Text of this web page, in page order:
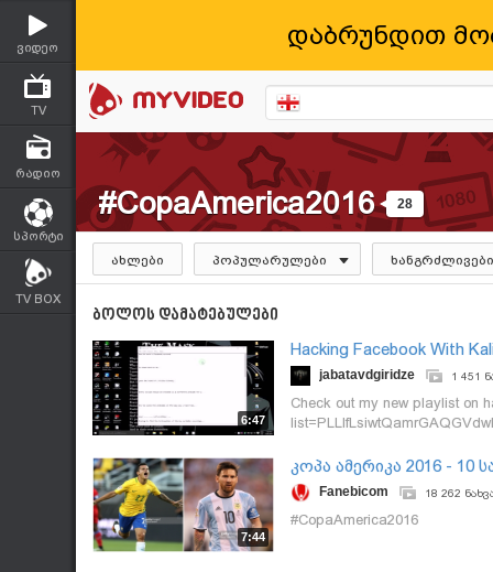
დაბრუნდით
ვიდეო
TV
რადიო
სპორტი
TV BOX
#CopaAmerica2016 28
ახლები პოპულარულები ხანგრძლივები
ბოლოს დამატებულები
6:47
Hacking Facebook With
jabatavdgiridze 1 451
Check out my new playlist on
7:44
კოპა ამერიკა 2016 - 10
Fanebicom 18 262
#CopaAmerica2016